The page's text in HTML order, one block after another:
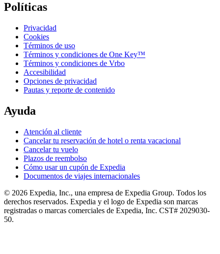
Políticas
Privacidad
Cookies
Términos de uso
Términos y condiciones de One Key™
Términos y condiciones de Vrbo
Accesibilidad
Opciones de privacidad
Pautas y reporte de contenido
Ayuda
Atención al cliente
Cancelar tu reservación de hotel o renta vacacional
Cancelar tu vuelo
Plazos de reembolso
Cómo usar un cupón de Expedia
Documentos de viajes internacionales
© 2026 Expedia, Inc., una empresa de Expedia Group. Todos los
derechos reservados. Expedia y el logo de Expedia son marcas
registradas o marcas comerciales de Expedia, Inc. CST# 2029030-
50.